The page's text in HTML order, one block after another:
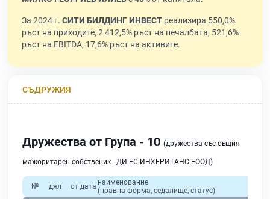
За 2024 г. СИТИ БИЛДИНГ ИНВЕСТ реализира 550,0%
ръст на приходите, 2 412,5% ръст на печалбата, 521,6%
ръст на EBITDA, 17,6% ръст на активите.
СЪДРУЖИЯ
Дружества от Група - 10 (дружества със същия
мажоритарен собственик - ДИ ЕС ИНХЕРИТАНС ЕООД)
№ дял от дата наименование
(правна форма, седалище, статус)